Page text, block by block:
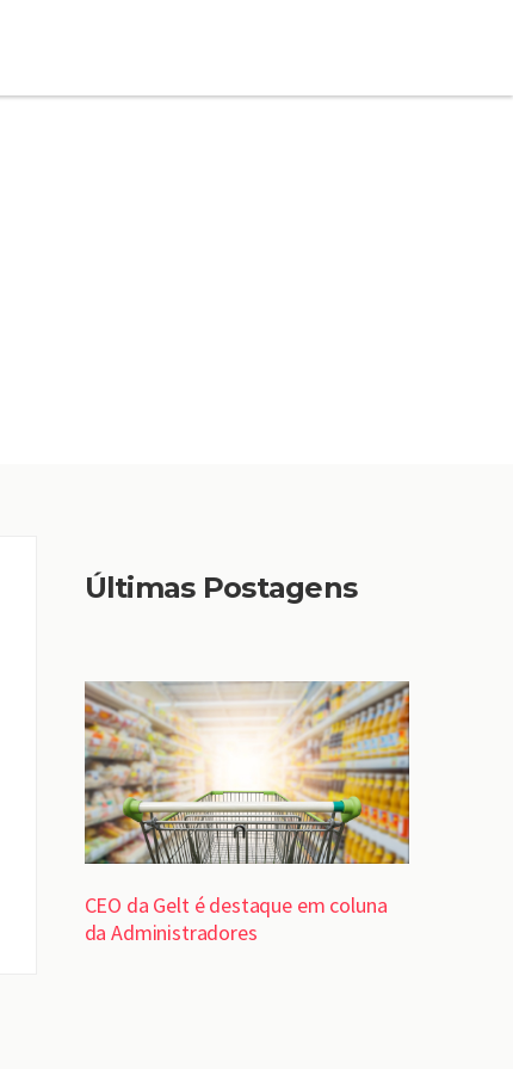
Últimas Postagens
CEO da Gelt é destaque em coluna
da Administradores